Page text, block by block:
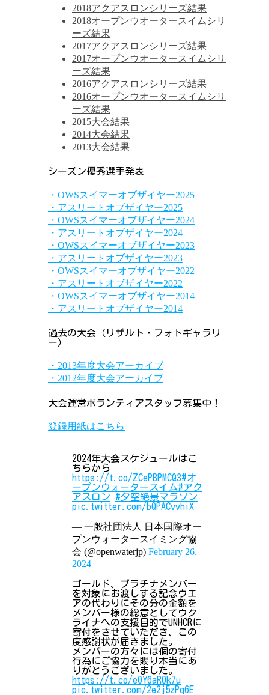
2018アクアスロンシリーズ結果
2018オープンウオータースイムシリ
ーズ結果
2017アクアスロンシリーズ結果
2017オープンウオータースイムシリ
ーズ結果
2016アクアスロンシリーズ結果
2016オープンウオータースイムシリ
ーズ結果
2015大会結果
2014大会結果
2013大会結果
シーズン優秀選手発表
・OWSスイマーオブザイヤー2025
・アスリートオブザイヤー2025
・OWSスイマーオブザイヤー2024
・アスリートオブザイヤー2024
・OWSスイマーオブザイヤー2023
・アスリートオブザイヤー2023
・OWSスイマーオブザイヤー2022
・アスリートオブザイヤー2022
・OWSスイマーオブザイヤー2014
・アスリートオブザイヤー2014
過去の大会（リザルト・フォトギャラリ
ー）
・2013年度大会アーカイブ
・2012年度大会アーカイブ
大会運営ボランティアスタッフ募集中！
登録用紙はこちら
2024年大会スケジュールはこ
ちらから
https://t.co/ZCePBPMCQ3#オ
ープンウォータースイム#アク
アスロン
#夕空絶景マラソン
pic.twitter.com/bQPACvvhiX
— 一般社団法人 日本国際オー
プンウォータースイミング協
会 (@openwaterjp) February 26,
2024
ゴールド、プラチナメンバー
を対象にお渡しする記念ウエ
アの代わりにその分の金額を
メンバー様の総意としてウク
ライナへの支援目的でUNHCRに
寄付をさせていただき、この
度感謝状が届きました。
メンバーの方々には個の寄付
行為にご協力を賜り本当にあ
りがとうございました。
https://t.co/eOY6aR0k7u
pic.twitter.com/2e2j5zPq6E